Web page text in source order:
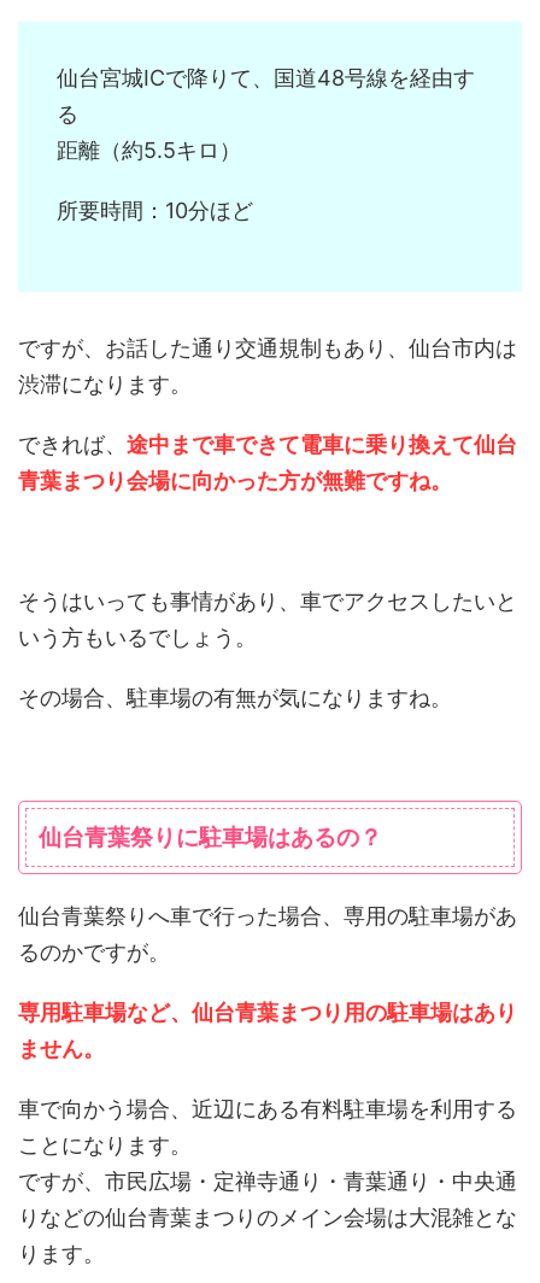
仙台宮城ICで降りて、国道48号線を経由す
る
距離（約5.5キロ）
所要時間：10分ほど
ですが、お話した通り交通規制もあり、仙台市内は
渋滞になります。
できれば、 途中まで車できて電車に乗り換えて仙台
青葉まつり会場に向かった方が無難ですね。
そうはいっても事情があり、車でアクセスしたいと
いう方もいるでしょう。
その場合、駐車場の有無が気になりますね。
仙台青葉祭りに駐車場はあるの？
仙台青葉祭りへ車で行った場合、専用の駐車場があ
るのかですが。
専用駐車場など、仙台青葉まつり用の駐車場はあり
ません。
車で向かう場合、近辺にある有料駐車場を利用する
ことになります。
ですが、市民広場・定禅寺通り・青葉通り・中央通
りなどの仙台青葉まつりのメイン会場は大混雑とな
ります。